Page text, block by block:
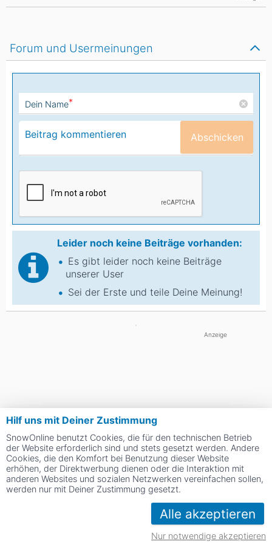
Forum und Usermeinungen
Dein Name*
Abschicken
Leider noch keine Beiträge vorhanden:
Es gibt leider noch keine Beiträge
unserer User
Sei der Erste und teile Deine Meinung!
Anzeige
Hilf uns mit Deiner Zustimmung
SnowOnline benutzt Cookies, die für den technischen Betrieb
der Website erforderlich sind und stets gesetzt werden. Andere
Cookies, die den Komfort bei Benutzung dieser Website
erhöhen, der Direktwerbung dienen oder die Interaktion mit
anderen Websites und sozialen Netzwerken vereinfachen sollen,
werden nur mit Deiner Zustimmung gesetzt.
Alle akzeptieren
Nur notwendige akzeptieren